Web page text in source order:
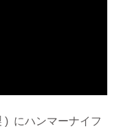
) にハンマーナイフ